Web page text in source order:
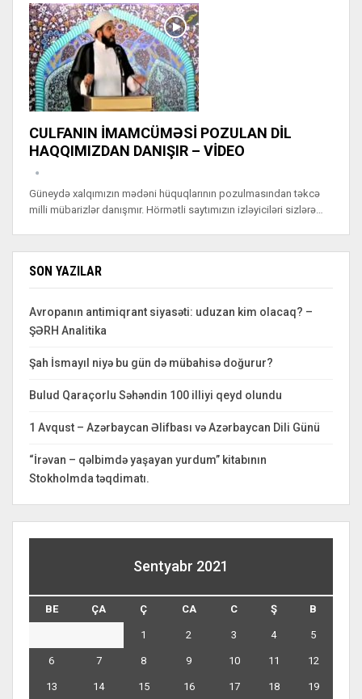
CULFANIN İMAMCÜMƏSİ POZULAN DİL
HAQQIMIZDAN DANIŞIR – VİDEO
Güneydə xalqımızın mədəni hüquqlarının pozulmasından təkcə
milli mübarizlər danışmır. Hörmətli saytımızın izləyiciləri sizlərə…
SON YAZILAR
Avropanın antimiqrant siyasəti: uduzan kim olacaq? –
ŞƏRH Analitika
Şah İsmayıl niyə bu gün də mübahisə doğurur?
Bulud Qaraçorlu Səhəndin 100 illiyi qeyd olundu
1 Avqust – Azərbaycan Əlifbası və Azərbaycan Dili Günü
“İrəvan – qəlbimdə yaşayan yurdum” kitabının
Stokholmda təqdimatı.
Sentyabr 2021
BE ÇA Ç CA C Ş B
1 2 3 4 5
6 7 8 9 10 11 12
13 14 15 16 17 18 19